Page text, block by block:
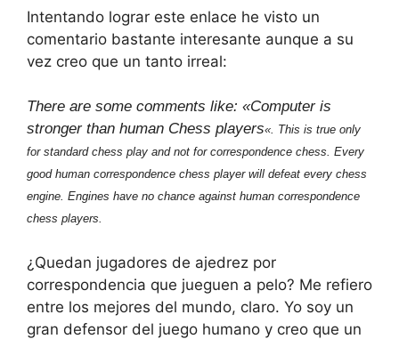
Intentando lograr este enlace he visto un
comentario bastante interesante aunque a su
vez creo que un tanto irreal:
There are some comments like: «Computer is
stronger than human Chess players«. This is true only
for standard chess play and not for correspondence chess. Every
good human correspondence chess player will defeat every chess
engine. Engines have no chance against human correspondence
chess players.
¿Quedan jugadores de ajedrez por
correspondencia que jueguen a pelo? Me refiero
entre los mejores del mundo, claro. Yo soy un
gran defensor del juego humano y creo que un